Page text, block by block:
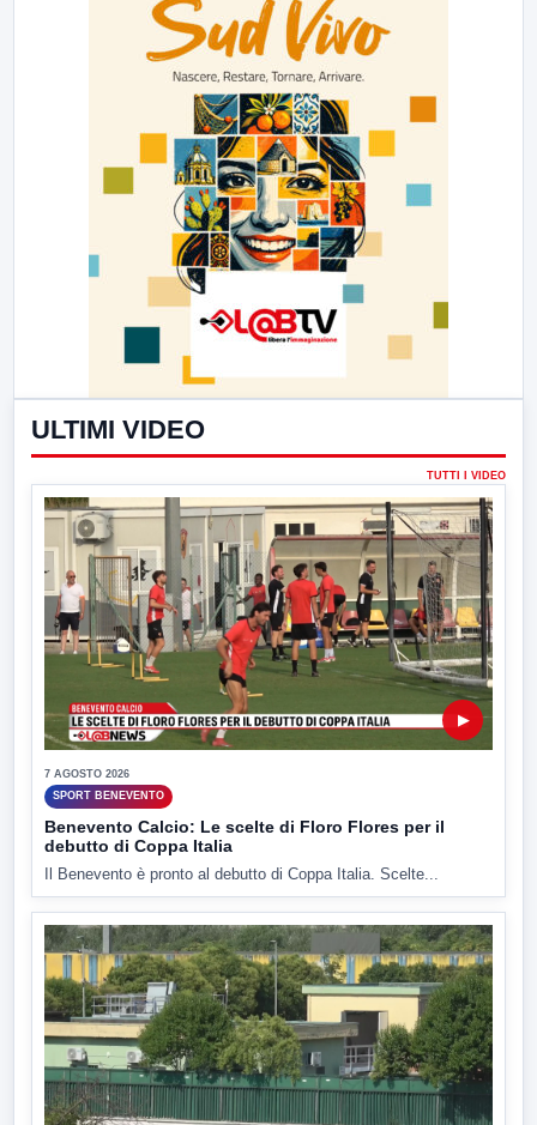
ULTIMI VIDEO
TUTTI I VIDEO
▶
7 AGOSTO 2026
SPORT BENEVENTO
Benevento Calcio: Le scelte di Floro Flores per il
debutto di Coppa Italia
Il Benevento è pronto al debutto di Coppa Italia. Scelte...